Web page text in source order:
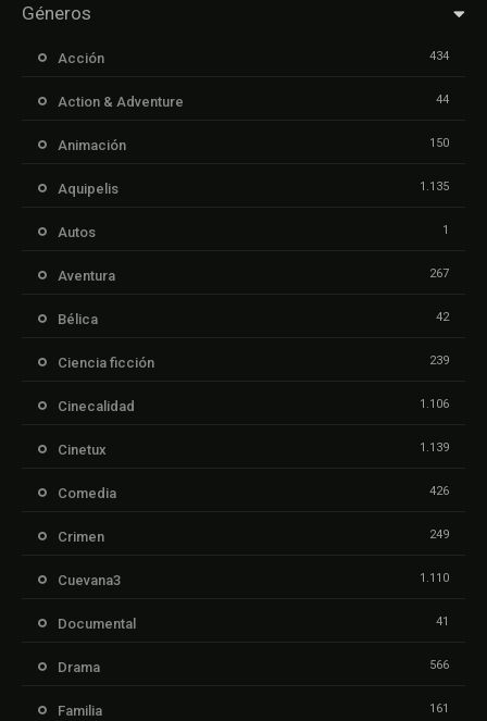
Géneros
Acción 434
Action & Adventure 44
Animación 150
Aquipelis 1.135
Autos 1
Aventura 267
Bélica 42
Ciencia ficción 239
Cinecalidad 1.106
Cinetux 1.139
Comedia 426
Crimen 249
Cuevana3 1.110
Documental 41
Drama 566
Familia 161